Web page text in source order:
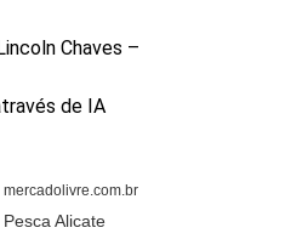
Chaves –
de IA
mercadolivre.com.br
Pesca Alicate